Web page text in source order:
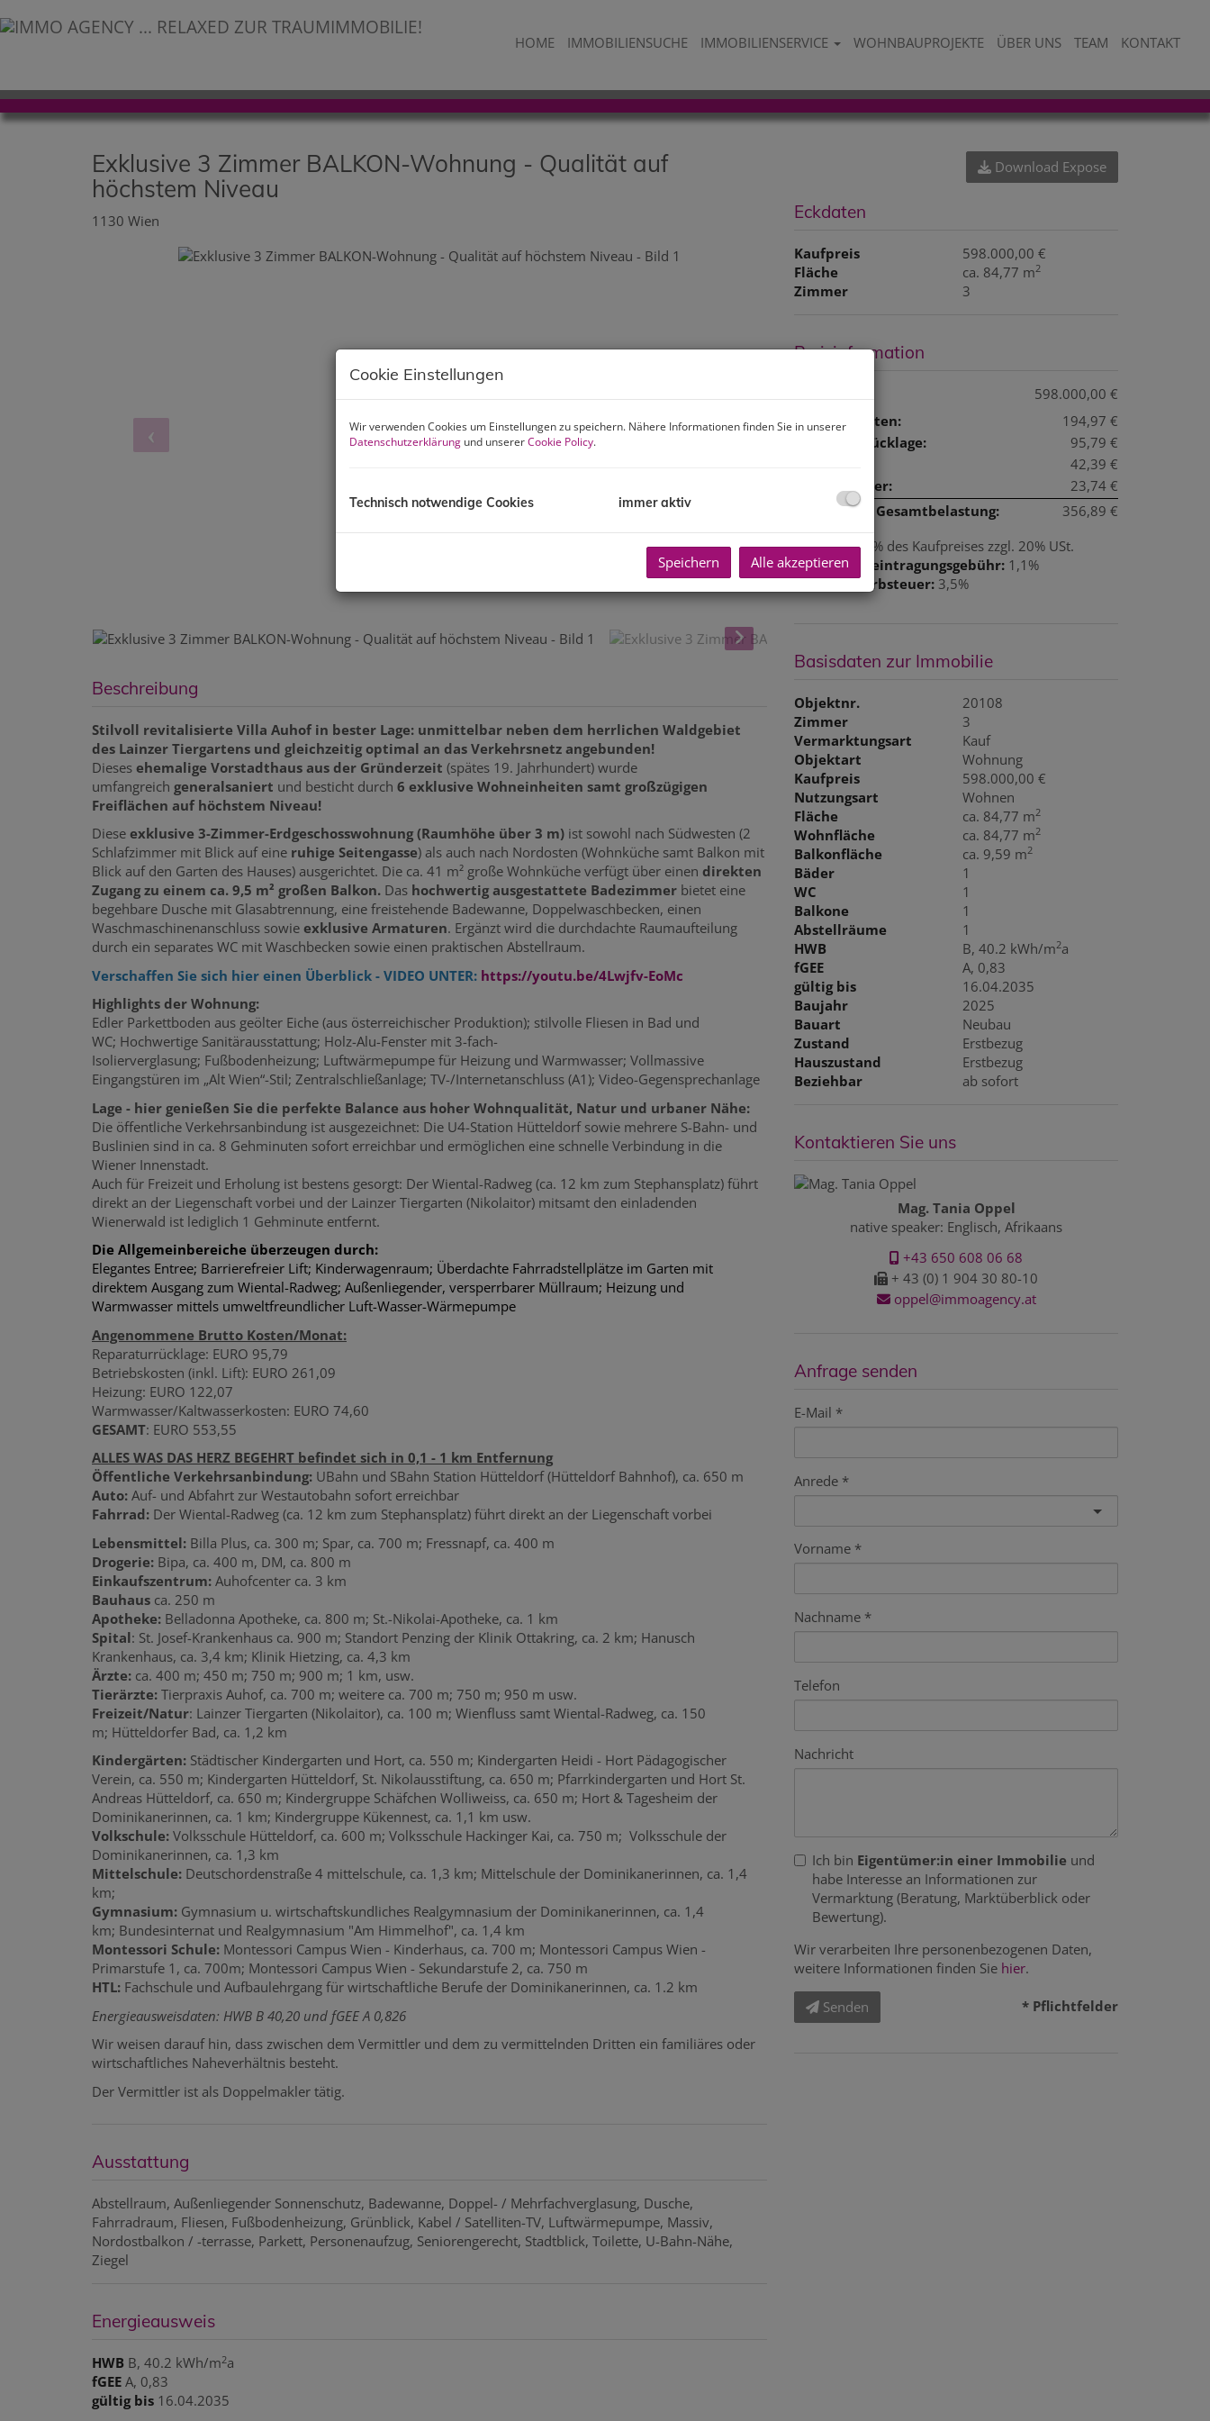
HOME IMMOBILIENSUCHE IMMOBILIENSERVICE WOHNBAUPROJEKTE ÜBER UNS TEAM KONTAKT
Exklusive 3 Zimmer BALKON-Wohnung - Qualität auf
höchstem Niveau
1130 Wien
Beschreibung
Stilvoll revitalisierte Villa Auhof in bester Lage: unmittelbar neben dem herrlichen Waldgebiet
des Lainzer Tiergartens und gleichzeitig optimal an das Verkehrsnetz angebunden!
Dieses ehemalige Vorstadthaus aus der Gründerzeit (spätes 19. Jahrhundert) wurde
umfangreich generalsaniert und besticht durch 6 exklusive Wohneinheiten samt großzügigen
Freiflächen auf höchstem Niveau!
Diese exklusive 3-Zimmer-Erdgeschosswohnung (Raumhöhe über 3 m) ist sowohl nach Südwesten (2
Schlafzimmer mit Blick auf eine ruhige Seitengasse) als auch nach Nordosten (Wohnküche samt Balkon mit
Blick auf den Garten des Hauses) ausgerichtet. Die ca. 41 m² große Wohnküche verfügt über einen direkten
Zugang zu einem ca. 9,5 m² großen Balkon. Das hochwertig ausgestattete Badezimmer bietet eine
begehbare Dusche mit Glasabtrennung, eine freistehende Badewanne, Doppelwaschbecken, einen
Waschmaschinenanschluss sowie exklusive Armaturen. Ergänzt wird die durchdachte Raumaufteilung
durch ein separates WC mit Waschbecken sowie einen praktischen Abstellraum.
Verschaffen Sie sich hier einen Überblick - VIDEO UNTER: https://youtu.be/4Lwjfv-EoMc
Highlights der Wohnung:
Edler Parkettboden aus geölter Eiche (aus österreichischer Produktion); stilvolle Fliesen in Bad und
WC; Hochwertige Sanitärausstattung; Holz-Alu-Fenster mit 3-fach-
Isolierverglasung; Fußbodenheizung; Luftwärmepumpe für Heizung und Warmwasser; Vollmassive
Eingangstüren im „Alt Wien“-Stil; Zentralschließanlage; TV-/Internetanschluss (A1); Video-Gegensprechanlage
Lage - hier genießen Sie die perfekte Balance aus hoher Wohnqualität, Natur und urbaner Nähe:
Die öffentliche Verkehrsanbindung ist ausgezeichnet: Die U4-Station Hütteldorf sowie mehrere S-Bahn- und
Buslinien sind in ca. 8 Gehminuten sofort erreichbar und ermöglichen eine schnelle Verbindung in die
Wiener Innenstadt.
Auch für Freizeit und Erholung ist bestens gesorgt: Der Wiental-Radweg (ca. 12 km zum Stephansplatz) führt
direkt an der Liegenschaft vorbei und der Lainzer Tiergarten (Nikolaitor) mitsamt den einladenden
Wienerwald ist lediglich 1 Gehminute entfernt.
Die Allgemeinbereiche überzeugen durch:
Elegantes Entree; Barrierefreier Lift; Kinderwagenraum; Überdachte Fahrradstellplätze im Garten mit
direktem Ausgang zum Wiental-Radweg; Außenliegender, versperrbarer Müllraum; Heizung und
Warmwasser mittels umwelt­freundlicher Luft-Wasser-Wärmepumpe
Angenommene Brutto Kosten/Monat:
Reparaturrücklage: EURO 95,79
Betriebskosten (inkl. Lift): EURO 261,09
Heizung: EURO 122,07
Warmwasser/Kaltwasserkosten: EURO 74,60
GESAMT: EURO 553,55
ALLES WAS DAS HERZ BEGEHRT befindet sich in 0,1 - 1 km Entfernung
Öffentliche Verkehrsanbindung: UBahn und SBahn Station Hütteldorf (Hütteldorf Bahnhof), ca. 650 m
Auto: Auf- und Abfahrt zur Westautobahn sofort erreichbar
Fahrrad: Der Wiental-Radweg (ca. 12 km zum Stephansplatz) führt direkt an der Liegenschaft vorbei
Lebensmittel: Billa Plus, ca. 300 m; Spar, ca. 700 m; Fressnapf, ca. 400 m
Drogerie: Bipa, ca. 400 m, DM, ca. 800 m
Einkaufszentrum: Auhofcenter ca. 3 km
Bauhaus ca. 250 m
Apotheke: Belladonna Apotheke, ca. 800 m; St.-Nikolai-Apotheke, ca. 1 km
Spital: St. Josef-Krankenhaus ca. 900 m; Standort Penzing der Klinik Ottakring, ca. 2 km; Hanusch
Krankenhaus, ca. 3,4 km; Klinik Hietzing, ca. 4,3 km
Ärzte: ca. 400 m; 450 m; 750 m; 900 m; 1 km, usw.
Tierärzte: Tierpraxis Auhof, ca. 700 m; weitere ca. 700 m; 750 m; 950 m usw.
Freizeit/Natur: Lainzer Tiergarten (Nikolaitor), ca. 100 m; Wienfluss samt Wiental-Radweg, ca. 150
m; Hütteldorfer Bad, ca. 1,2 km
Kindergärten: Städtischer Kindergarten und Hort, ca. 550 m; Kindergarten Heidi - Hort Pädagogischer
Verein, ca. 550 m; Kindergarten Hütteldorf, St. Nikolausstiftung, ca. 650 m; Pfarrkindergarten und Hort St.
Andreas Hütteldorf, ca. 650 m; Kindergruppe Schäfchen Wolliweiss, ca. 650 m; Hort & Tagesheim der
Dominikanerinnen, ca. 1 km; Kindergruppe Kükennest, ca. 1,1 km usw.
Volkschule: Volksschule Hütteldorf, ca. 600 m; Volksschule Hackinger Kai, ca. 750 m; Volksschule der
Dominikanerinnen, ca. 1,3 km
Mittelschule: Deutschordenstraße 4 mittelschule, ca. 1,3 km; Mittelschule der Dominikanerinnen, ca. 1,4
km;
Gymnasium: Gymnasium u. wirtschaftskundliches Realgymnasium der Dominikanerinnen, ca. 1,4
km; Bundesinternat und Realgymnasium "Am Himmelhof", ca. 1,4 km
Montessori Schule: Montessori Campus Wien - Kinderhaus, ca. 700 m; Montessori Campus Wien -
Primarstufe 1, ca. 700m; Montessori Campus Wien - Sekundarstufe 2, ca. 750 m
HTL: Fachschule und Aufbaulehrgang für wirtschaftliche Berufe der Dominikanerinnen, ca. 1.2 km
Energieausweisdaten: HWB B 40,20 und fGEE A 0,826
Wir weisen darauf hin, dass zwischen dem Vermittler und dem zu vermittelnden Dritten ein familiäres oder
wirtschaftliches Naheverhältnis besteht.
Der Vermittler ist als Doppelmakler tätig.
Ausstattung
Abstellraum Außenliegender Sonnenschutz Badewanne Doppel- / Mehrfachverglasung Dusche
Fahrradraum Fliesen Fußbodenheizung Grünblick Kabel / Satelliten-TV Luftwärmepumpe Massiv
Nordostbalkon / -terrasse Parkett Personenaufzug Seniorengerecht Stadtblick Toilette U-Bahn-Nähe
Ziegel
Energieausweis
HWB B, 40.2 kWh/m2a
fGEE A, 0,83
gültig bis 16.04.2035
Download Expose
Eckdaten
Kaufpreis
598.000,00 €
Fläche
ca. 84,77 m2
Zimmer 3
Preisinformation
598.000,00 €
Betriebskosten:
194,97 €
Reparaturrücklage:
95,79 €
42,39 €
Umsatzsteuer:
23,74 €
monatliche Gesamtbelastung:
356,89 €
Provision:
3% des Kaufpreises zzgl. 20% USt.
Grundbucheintragungsgebühr: 1,1%
Grunderwerbsteuer: 3,5%
Basisdaten zur Immobilie
Objektnr.
20108
Zimmer
3
Vermarktungsart
Kauf
Objektart
Wohnung
Kaufpreis
598.000,00 €
Nutzungsart
Wohnen
Fläche
ca. 84,77 m2
Wohnfläche ca. 84,77 m2
Balkonfläche ca. 9,59 m2
Bäder
1
WC
1
Balkone
1
Abstellräume
1
HWB
B, 40.2 kWh/m2a
fGEE
A, 0,83
gültig bis
16.04.2035
Baujahr
2025
Bauart
Neubau
Zustand
Erstbezug
Hauszustand
Erstbezug
Beziehbar
ab sofort
Kontaktieren Sie uns
Mag. Tania Oppel
native speaker: Englisch, Afrikaans
+43 650 608 06 68
+ 43 (0) 1 904 30 80-10
oppel@immoagency.at
Anfrage senden
E-Mail
Anrede
Vorname
Nachname
Telefon
Nachricht
Ich bin Eigentümer:in einer Immobilie und
habe Interesse an Informationen zur
Vermarktung (Beratung, Marktüberblick oder
Bewertung).
Wir verarbeiten Ihre personenbezogenen Daten,
weitere Informationen finden Sie hier.
Senden * Pflichtfelder
Cookie Einstellungen
Wir verwenden Cookies um Einstellungen zu speichern. Nähere Informationen finden Sie in unserer
Datenschutzerklärung und unsererCookie Policy.
Technisch notwendige Cookies immer aktiv
Speichern Alle akzeptieren